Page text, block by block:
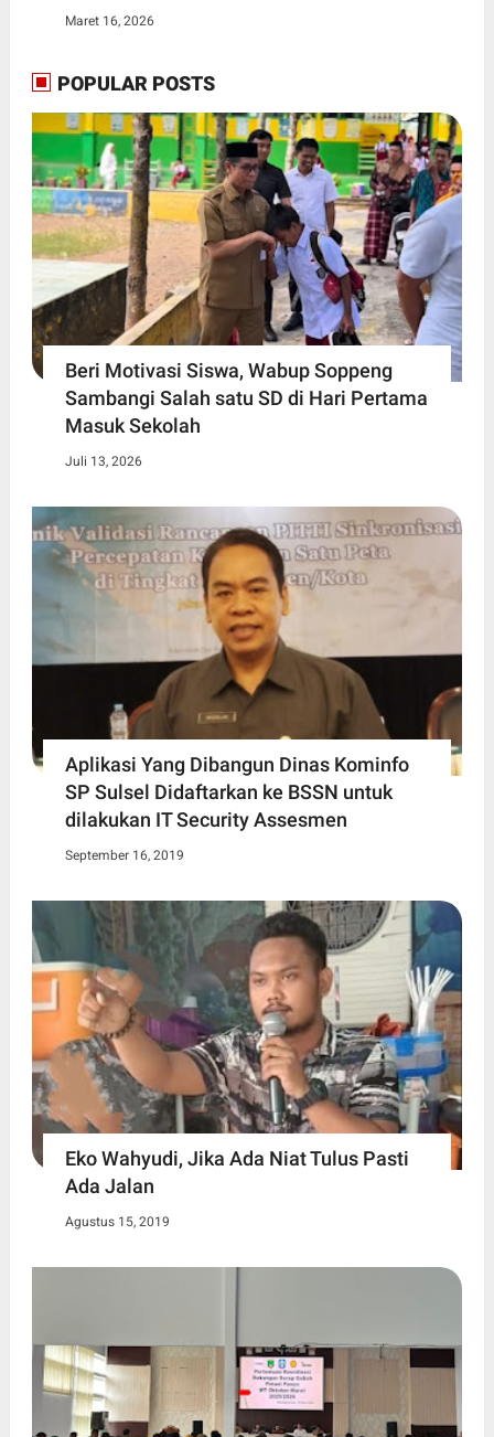
Maret 16, 2026
POPULAR POSTS
Beri Motivasi Siswa, Wabup Soppeng
Sambangi Salah satu SD di Hari Pertama
Masuk Sekolah
Juli 13, 2026
Aplikasi Yang Dibangun Dinas Kominfo
SP Sulsel Didaftarkan ke BSSN untuk
dilakukan IT Security Assesmen
September 16, 2019
Eko Wahyudi, Jika Ada Niat Tulus Pasti
Ada Jalan
Agustus 15, 2019